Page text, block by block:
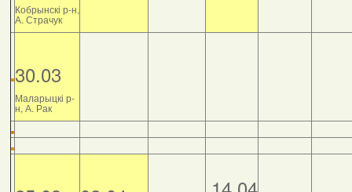
Кобрынскі р-н,
А. Страчук
30.03
Маларыцкі р-
н, А. Рак